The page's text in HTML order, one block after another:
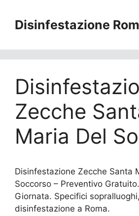
contenuto
Disinfestazione
Zecche
Maria Del
Disinfestazione Zecche Santa
Soccorso – Preventivo
Giornata. Specifici
disinfestazione a Roma.